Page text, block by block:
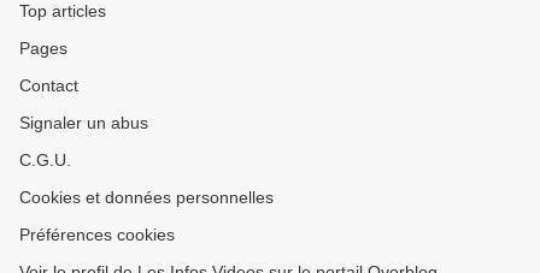
Top articles
Pages
Contact
Signaler un abus
C.G.U.
Cookies et données personnelles
Préférences cookies